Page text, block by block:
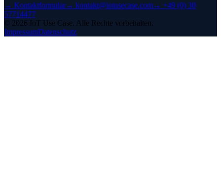
→ Kontaktformular→ kontakt@iotusecase.com→ +49 (0) 30
57714477
© 2026 IoT Use Case. Alle Rechte vorbehalten.
ImpressumDatenschutz